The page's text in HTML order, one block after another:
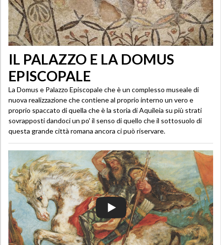
IL PALAZZO E LA DOMUS
EPISCOPALE
La Domus e Palazzo Episcopale che è un complesso museale di
nuova realizzazione che contiene al proprio interno un vero e
proprio spaccato di quella che è la storia di Aquileia su più strati
sovrapposti dandoci un po' il senso di quello che il sottosuolo di
questa grande città romana ancora ci può riservare.